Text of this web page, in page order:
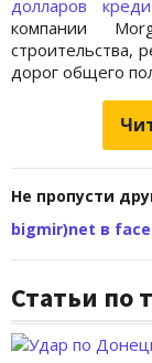
долларов
компании
строительства,
дорог общего
Не пропусти
bigmir)net в
Статьи по